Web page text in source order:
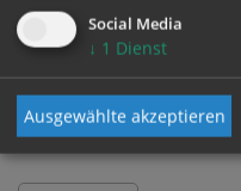
Passwort
Social Media
↓ 1 Dienst
Ausgewählte akzeptieren